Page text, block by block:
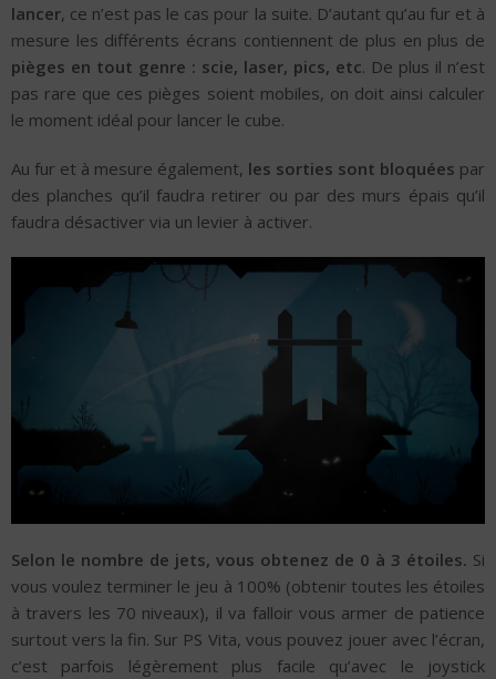
lancer, ce n’est pas le cas pour la suite. D’autant qu’au fur et à
mesure les différents écrans contiennent de plus en plus de
pièges en tout genre : scie, laser, pics, etc. De plus il n’est
pas rare que ces pièges soient mobiles, on doit ainsi calculer
le moment idéal pour lancer le cube.
Au fur et à mesure également, les sorties sont bloquées par
des planches qu’il faudra retirer ou par des murs épais qu’il
faudra désactiver via un levier à activer.
Selon le nombre de jets, vous obtenez de 0 à 3 étoiles. Si
vous voulez terminer le jeu à 100% (obtenir toutes les étoiles
à travers les 70 niveaux), il va falloir vous armer de patience
surtout vers la fin. Sur PS Vita, vous pouvez jouer avec l’écran,
c’est parfois légèrement plus facile qu’avec le joystick